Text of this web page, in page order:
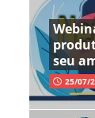
seu
25/07/